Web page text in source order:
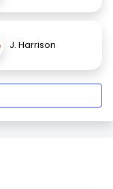
J. Harrison